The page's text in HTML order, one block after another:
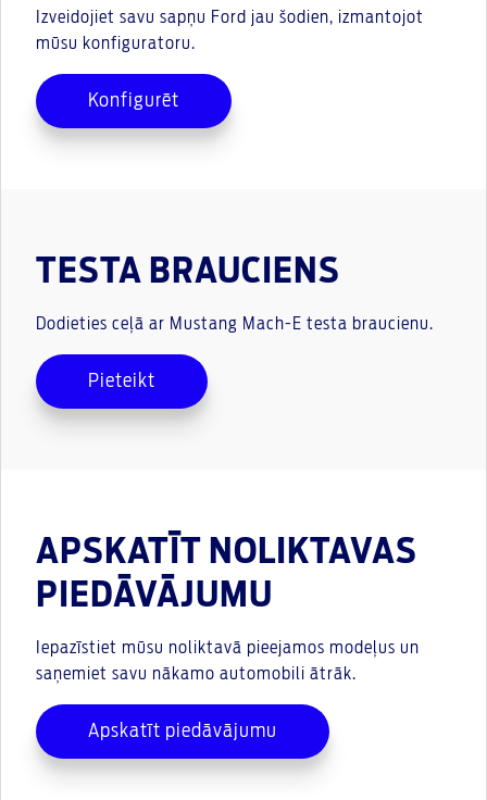
Izveidojiet savu sapņu Ford jau šodien, izmantojot
mūsu konfiguratoru.
Konfigurēt
TESTA BRAUCIENS
Dodieties ceļā ar Mustang Mach-E testa braucienu.
Pieteikt
APSKATĪT NOLIKTAVAS
PIEDĀVĀJUMU
Iepazīstiet mūsu noliktavā pieejamos modeļus un
saņemiet savu nākamo automobili ātrāk.
Apskatīt piedāvājumu